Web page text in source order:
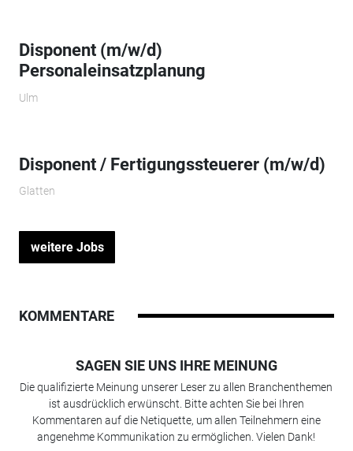
Disponent (m/w/d)
Personaleinsatzplanung
Ulm
Disponent / Fertigungssteuerer (m/w/d)
Glatten
weitere Jobs
KOMMENTARE
SAGEN SIE UNS IHRE MEINUNG
Die qualifizierte Meinung unserer Leser zu allen Branchenthemen
ist ausdrücklich erwünscht. Bitte achten Sie bei Ihren
Kommentaren auf die Netiquette, um allen Teilnehmern eine
angenehme Kommunikation zu ermöglichen. Vielen Dank!